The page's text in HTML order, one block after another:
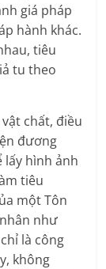
giá pháp
hành khác.
tiêu
tu theo
chất, điều
đương
hình ảnh
tiêu
một Tôn
như
là công
không